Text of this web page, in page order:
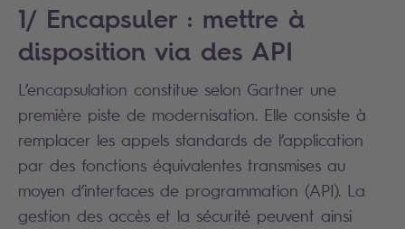
1/ Encapsuler : mettre à
disposition via des API
L’encapsulation constitue selon Gartner une
première piste de modernisation. Elle consiste à
remplacer les appels standards de l’application
par des fonctions équivalentes transmises au
moyen d’interfaces de programmation (API). La
gestion des accès et la sécurité peuvent ainsi